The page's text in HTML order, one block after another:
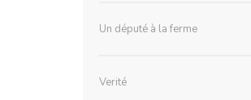
Un député à la ferme
Verité